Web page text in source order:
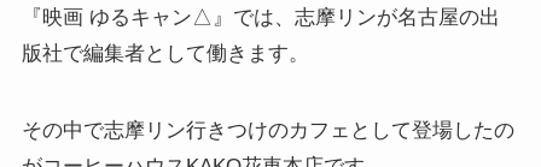
『映画 ゆるキャン△』では、志摩リンが名古屋の出
版社で編集者として働きます。
その中で志摩リン行きつけのカフェとして登場したの